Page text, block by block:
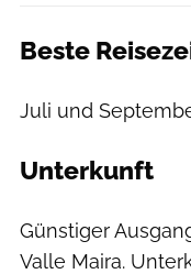
Beste
Juli und
Unterkunft
Günstiger
Valle Maira.